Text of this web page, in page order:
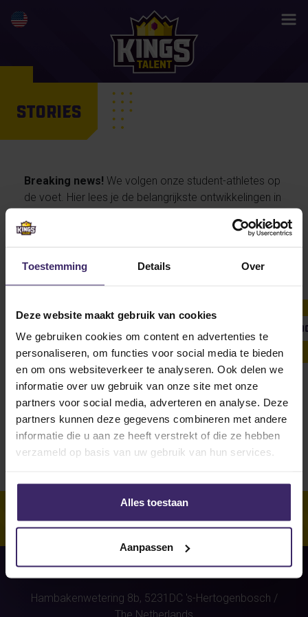
Toestemming Details Over
Deze website maakt gebruik van cookies
We gebruiken cookies om content en advertenties te
personaliseren, om functies voor social media te bieden
en om ons websiteverkeer te analyseren. Ook delen we
informatie over uw gebruik van onze site met onze
partners voor social media, adverteren en analyse. Deze
partners kunnen deze gegevens combineren met andere
informatie die u aan ze heeft verstrekt of die ze hebben
verzameld op basis van uw gebruik van hun services.
Alles toestaan
Aanpassen
STORIES
Breaking news! We volgen onze student-athletes op
de voet. Hier lees je de belangrijkste ontwikkelingen in
persoonlijke verhalen van onze talenten… en straks
Unfortunately, for this athlete
(Mick van de Kolk)were no stories
found.
Hambakenwetering 8b, 5231DC 's-Hertogenbosch /